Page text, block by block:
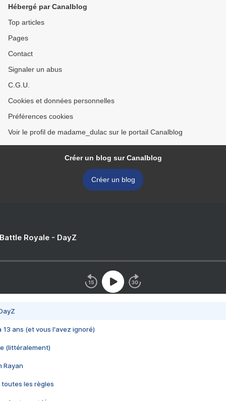
Hébergé par Canalblog
Top articles
Pages
Contact
Signaler un abus
C.G.U.
Cookies et données personnelles
Préférences cookies
Voir le profil de madame_dulac sur le portail Canalblog
Créer un blog sur Canalblog
Créer un blog
Royale - DayZ
13 ans (et vous l'avez ignoré)
(littéralement)
Rayan
toutes les règles